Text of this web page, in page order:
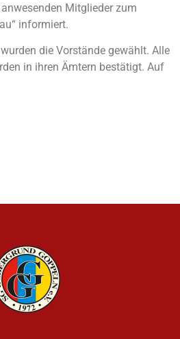
Mitglieder zum
informiert.
die Vorstände gewählt. Alle
in ihren Ämtern bestätigt. Auf